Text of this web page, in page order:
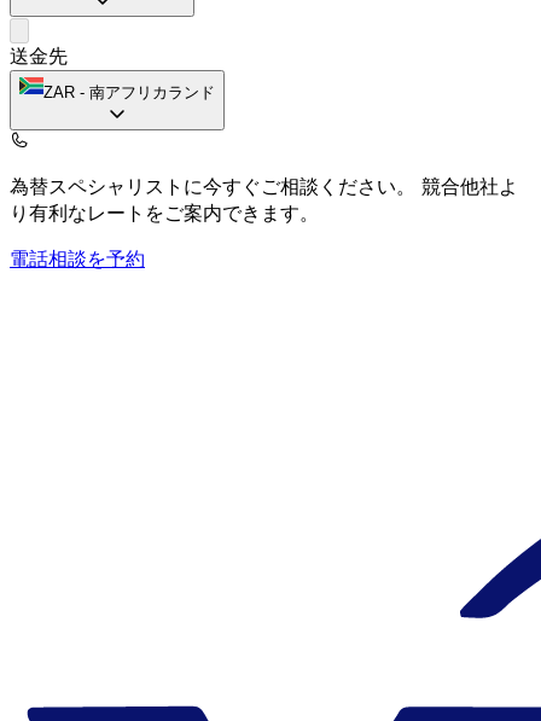
送金先
ZAR - 南アフリカランド
為替スペシャリストに今すぐご相談ください。 競合他社よ
り有利なレートをご案内できます。
電話相談を予約